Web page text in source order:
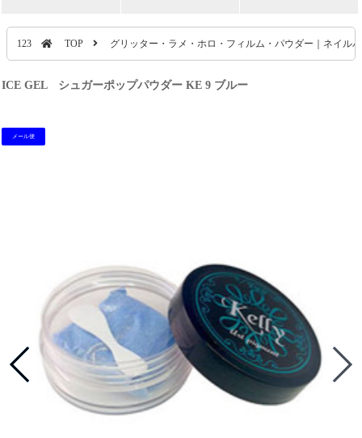
123 TOP グリッター・ラメ・ホロ・フィルム・パウダー｜ネイル
ICE GEL シュガーポップパウダー KE 9 ブルー
メール便